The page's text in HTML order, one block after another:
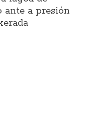
ante a presión